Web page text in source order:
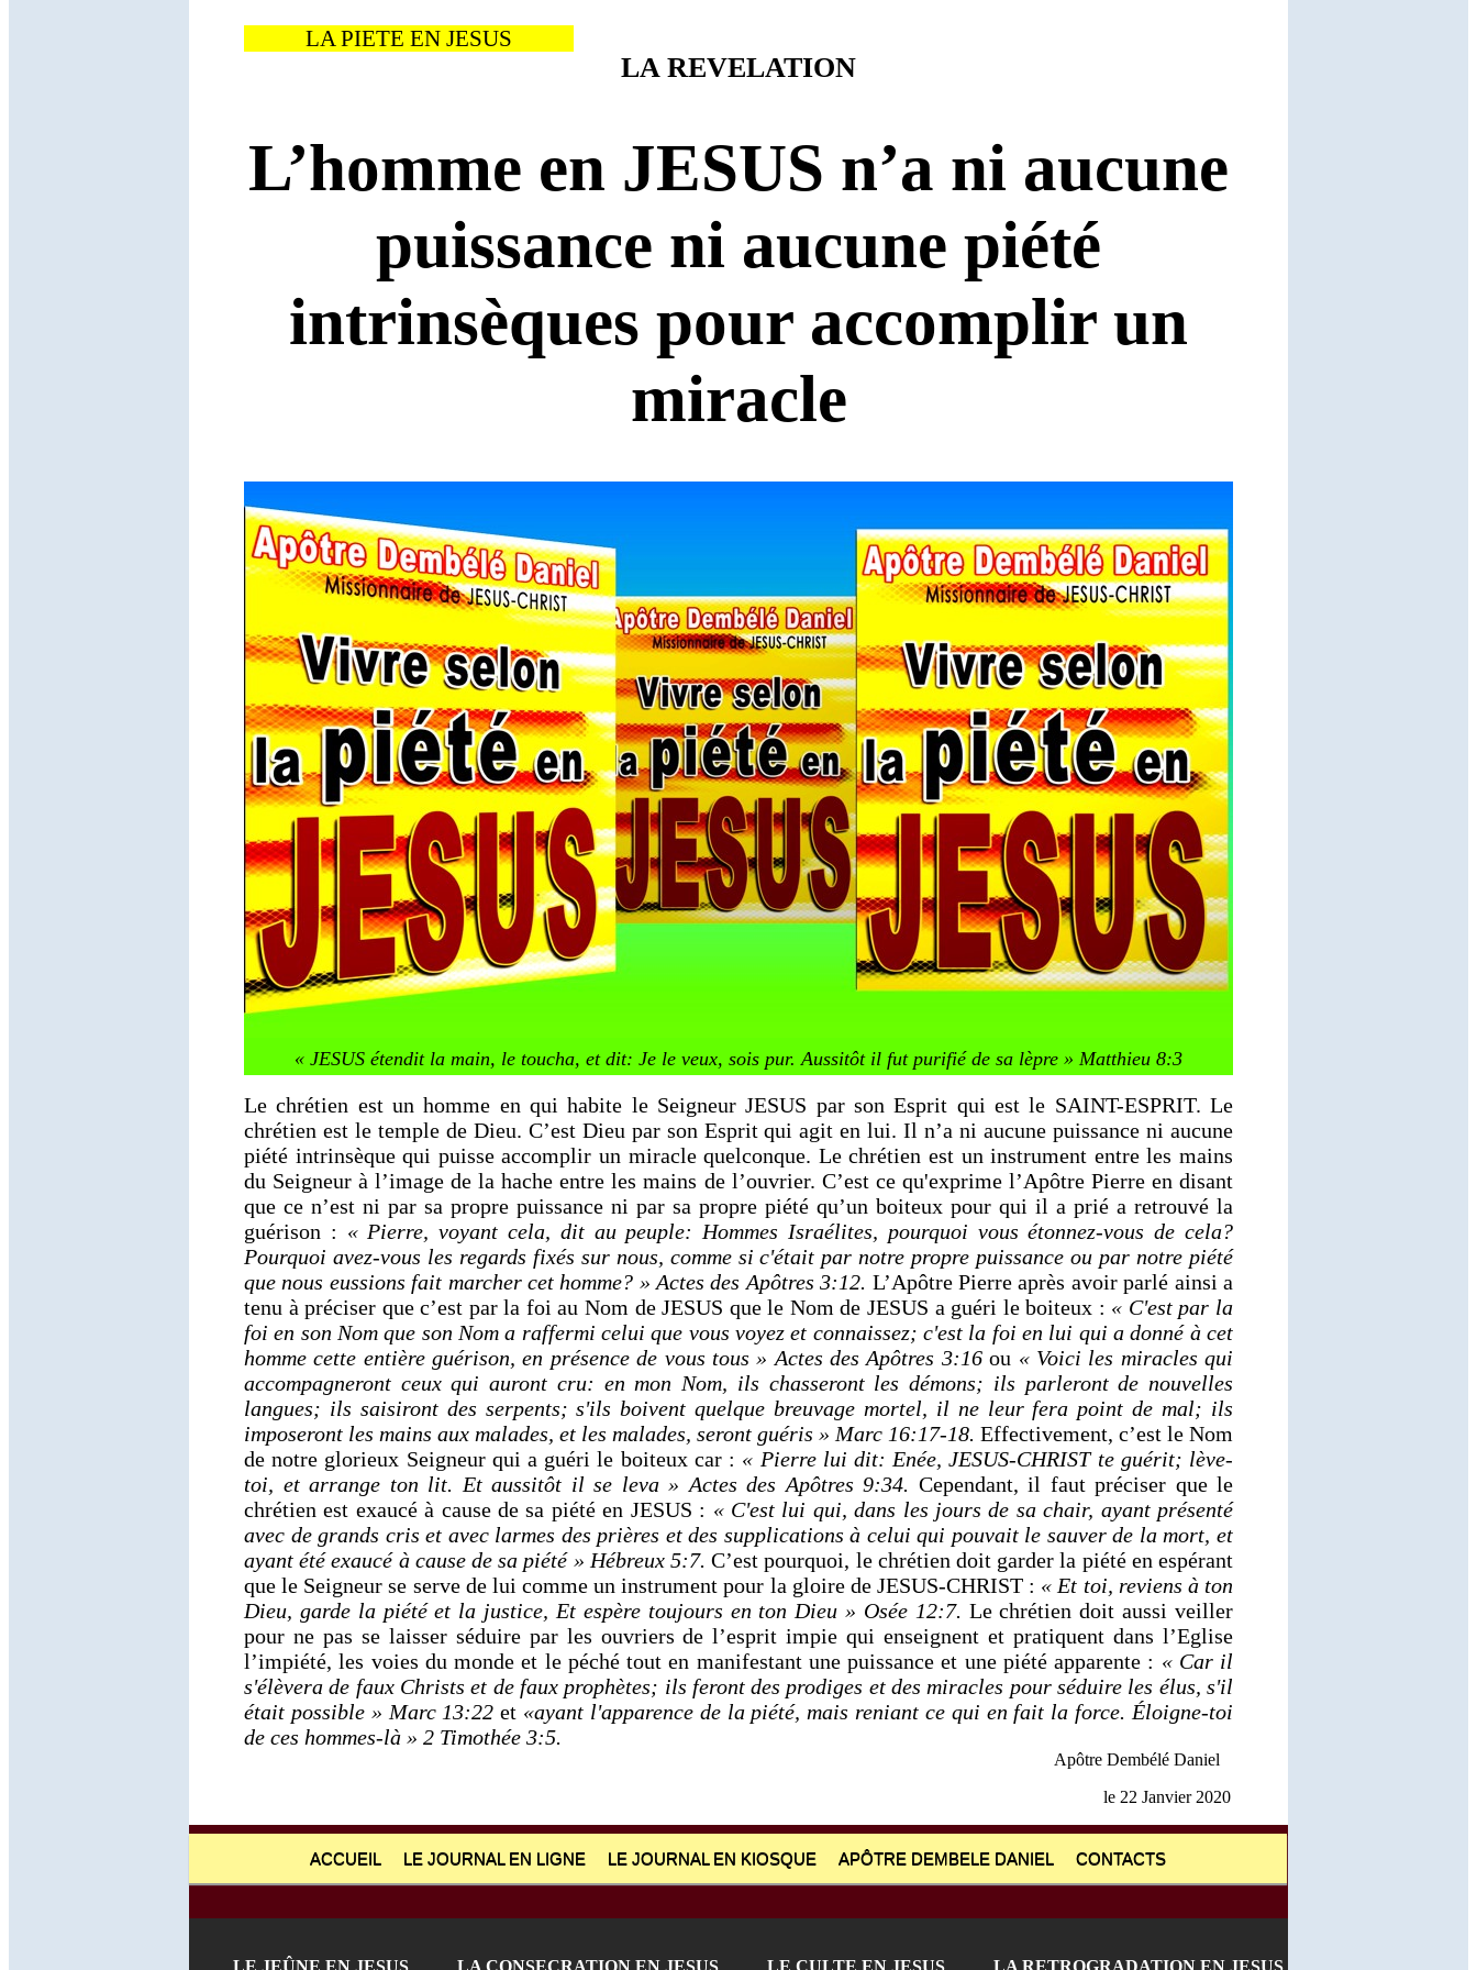
LA PIETE EN JESUS
LA REVELATION
L’homme en JESUS n’a ni aucune
puissance ni aucune piété
intrinsèques pour accomplir un
miracle
« JESUS étendit la main, le toucha, et dit: Je le veux, sois pur. Aussitôt il fut purifié de sa lèpre » Matthieu 8:3
Le chrétien est un homme en qui habite le Seigneur JESUS par son Esprit qui est le SAINT-ESPRIT. Le
chrétien est le temple de Dieu. C’est Dieu par son Esprit qui agit en lui. Il n’a ni aucune puissance ni aucune
piété intrinsèque qui puisse accomplir un miracle quelconque. Le chrétien est un instrument entre les mains
du Seigneur à l’image de la hache entre les mains de l’ouvrier. C’est ce qu'exprime l’Apôtre Pierre en disant
que ce n’est ni par sa propre puissance ni par sa propre piété qu’un boiteux pour qui il a prié a retrouvé la
guérison : « Pierre, voyant cela, dit au peuple: Hommes Israélites, pourquoi vous étonnez-vous de cela?
Pourquoi avez-vous les regards fixés sur nous, comme si c'était par notre propre puissance ou par notre piété
que nous eussions fait marcher cet homme? » Actes des Apôtres 3:12. L’Apôtre Pierre après avoir parlé ainsi a
tenu à préciser que c’est par la foi au Nom de JESUS que le Nom de JESUS a guéri le boiteux : « C'est par la
foi en son Nom que son Nom a raffermi celui que vous voyez et connaissez; c'est la foi en lui qui a donné à cet
homme cette entière guérison, en présence de vous tous » Actes des Apôtres 3:16ou « Voici les miracles qui
accompagneront ceux qui auront cru: en mon Nom, ils chasseront les démons; ils parleront de nouvelles
langues; ils saisiront des serpents; s'ils boivent quelque breuvage mortel, il ne leur fera point de mal; ils
imposeront les mains aux malades, et les malades, seront guéris » Marc 16:17-18. Effectivement, c’est le Nom
de notre glorieux Seigneur qui a guéri le boiteux car : « Pierre lui dit: Enée, JESUS-CHRIST te guérit; lève-
toi, et arrange ton lit. Et aussitôt il se leva » Actes des Apôtres 9:34. Cependant, il faut préciser que le
chrétien est exaucé à cause de sa piété en JESUS : « C'est lui qui, dans les jours de sa chair, ayant présenté
avec de grands cris et avec larmes des prières et des supplications à celui qui pouvait le sauver de la mort, et
ayant été exaucé à cause de sa piété » Hébreux 5:7. C’est pourquoi, le chrétien doit garder la piété en espérant
que le Seigneur se serve de lui comme un instrument pour la gloire de JESUS-CHRIST : « Et toi, reviens à ton
Dieu, garde la piété et la justice, Et espère toujours en ton Dieu » Osée 12:7. Le chrétien doit aussi veiller
pour ne pas se laisser séduire par les ouvriers de l’esprit impie qui enseignent et pratiquent dans l’Eglise
l’impiété, les voies du monde et le péché tout en manifestant une puissance et une piété apparente : « Car il
s'élèvera de faux Christs et de faux prophètes; ils feront des prodiges et des miracles pour séduire les élus, s'il
était possible » Marc 13:22 et «ayant l'apparence de la piété, mais reniant ce qui en fait la force. Éloigne-toi
de ces hommes-là » 2 Timothée 3:5.
Apôtre Dembélé Daniel
le 22 Janvier 2020
CONTACTS
APÔTRE DEMBELE DANIEL
LE JOURNAL EN KIOSQUE
LE JOURNAL EN LIGNE
ACCUEIL